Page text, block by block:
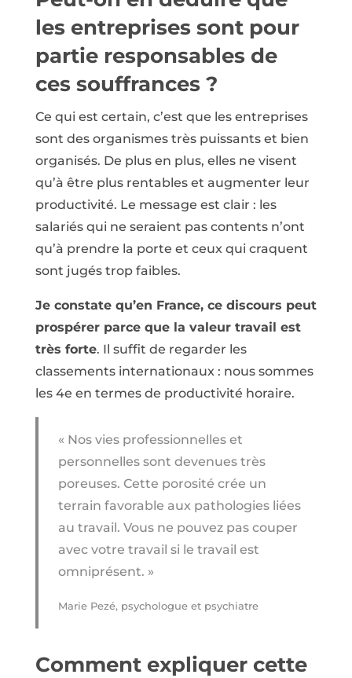
les entreprises sont pour
partie responsables de
ces souffrances ?
Ce qui est certain, c’est que les entreprises
sont des organismes très puissants et bien
organisés. De plus en plus, elles ne visent
qu’à être plus rentables et augmenter leur
productivité. Le message est clair : les
salariés qui ne seraient pas contents n’ont
qu’à prendre la porte et ceux qui craquent
sont jugés trop faibles.
Je constate qu’en France, ce discours peut
prospérer parce que la valeur travail est
très forte. Il suffit de regarder les
classements internationaux : nous sommes
les 4e en termes de productivité horaire.
« Nos vies professionnelles et
personnelles sont devenues très
poreuses. Cette porosité crée un
terrain favorable aux pathologies liées
au travail. Vous ne pouvez pas couper
avec votre travail si le travail est
omniprésent. »
Marie Pezé, psychologue et psychiatre
Comment expliquer cette